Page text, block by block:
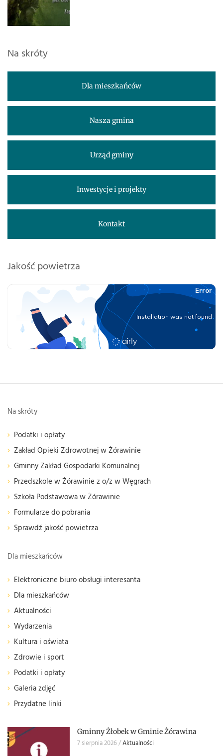
Na skróty
Dla mieszkańców
Nasza gmina
Urząd gminy
Inwestycje i projekty
Kontakt
Jakość powietrza
Na skróty
Podatki i opłaty
Zakład Opieki Zdrowotnej w Żórawinie
Gminny Zakład Gospodarki Komunalnej
Przedszkole w Żórawinie z o/z w Węgrach
Szkoła Podstawowa w Żórawinie
Formularze do pobrania
Sprawdź jakość powietrza
Dla mieszkańców
Elektroniczne biuro obsługi interesanta
Dla mieszkańców
Aktualności
Wydarzenia
Kultura i oświata
Zdrowie i sport
Podatki i opłaty
Galeria zdjęć
Przydatne linki
Gminny Żłobek w Gminie Żórawina
7 sierpnia 2026 Aktualności